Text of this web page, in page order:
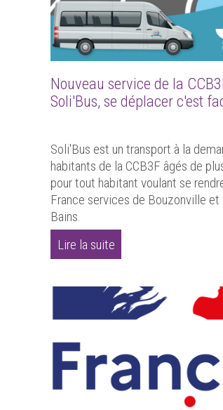
Nouveau service de la
Soli'Bus, se déplacer c'est
Soli'Bus est un transport à la
habitants de la CCB3F âgés de
pour tout habitant voulant se
France services de Bouzonville
Bains.
Lire la suite